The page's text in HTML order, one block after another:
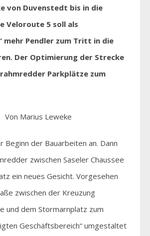
von Duvenstedt bis in die
Veloroute 5 soll als
mehr Pendler zum Tritt in die
Der Optimierung der Strecke
Parkplätze zum
Von Marius Leweke
Beginn der Bauarbeiten an. Dann
zwischen Saseler Chaussee
ein neues Gesicht. Vorgesehen
zwischen der Kreuzung
und dem Stormarnplatz zum
Geschäftsbereich“ umgestaltet